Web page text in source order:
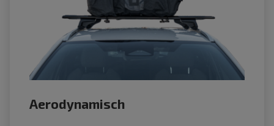
Aerodynamisch